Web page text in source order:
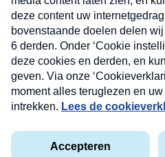
Privacyverklaring
Nieuwsbrief
Neem hier een gratis
nieuwsbrief. Elke vrijdag- en